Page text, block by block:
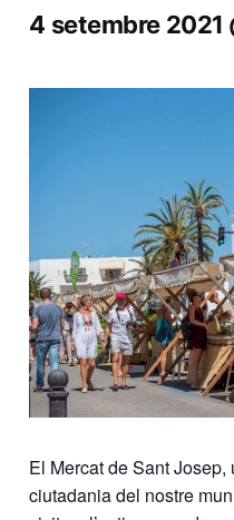
4 setembre 2021
El Mercat de Sant
ciutadania del nostre